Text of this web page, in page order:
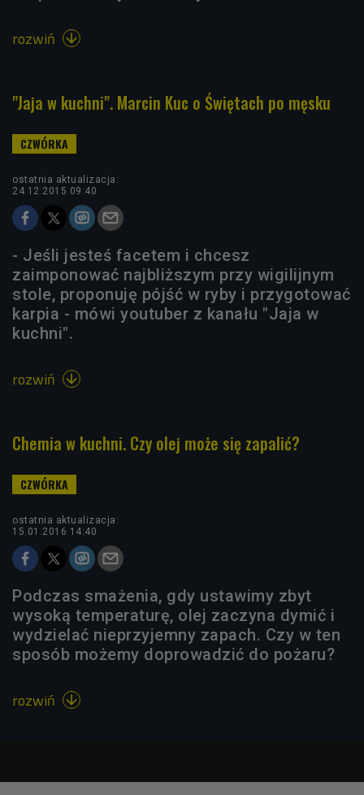
rozwiń 
"Jaja w kuchni". Marcin Kuc o Świętach po męsku
ostatnia aktualizacja:
24.12.2015 09:40
- Jeśli jesteś facetem i chcesz
zaimponować najbliższym przy wigilijnym
stole, proponuję pójść w ryby i przygotować
karpia - mówi youtuber z kanału "Jaja w
kuchni".
rozwiń 
Chemia w kuchni. Czy olej może się zapalić?
ostatnia aktualizacja:
15.01.2016 14:40
Podczas smażenia, gdy ustawimy zbyt
wysoką temperaturę, olej zaczyna dymić i
wydzielać nieprzyjemny zapach. Czy w ten
sposób możemy doprowadzić do pożaru?
rozwiń 